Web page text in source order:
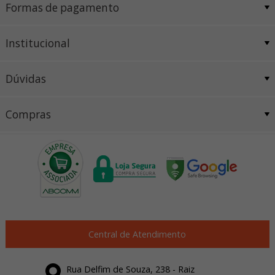
Formas de pagamento
Institucional
Dúvidas
Compras
Central de Atendimento
Rua Delfim de Souza, 238 - Raiz